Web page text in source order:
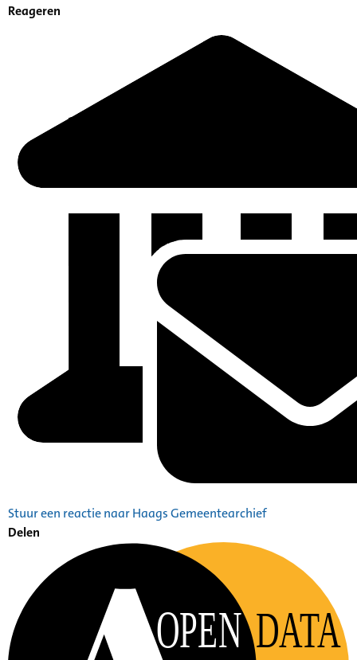
Reageren
Stuur een reactie naar Haags Gemeentearchief
Delen
OPEN DATA